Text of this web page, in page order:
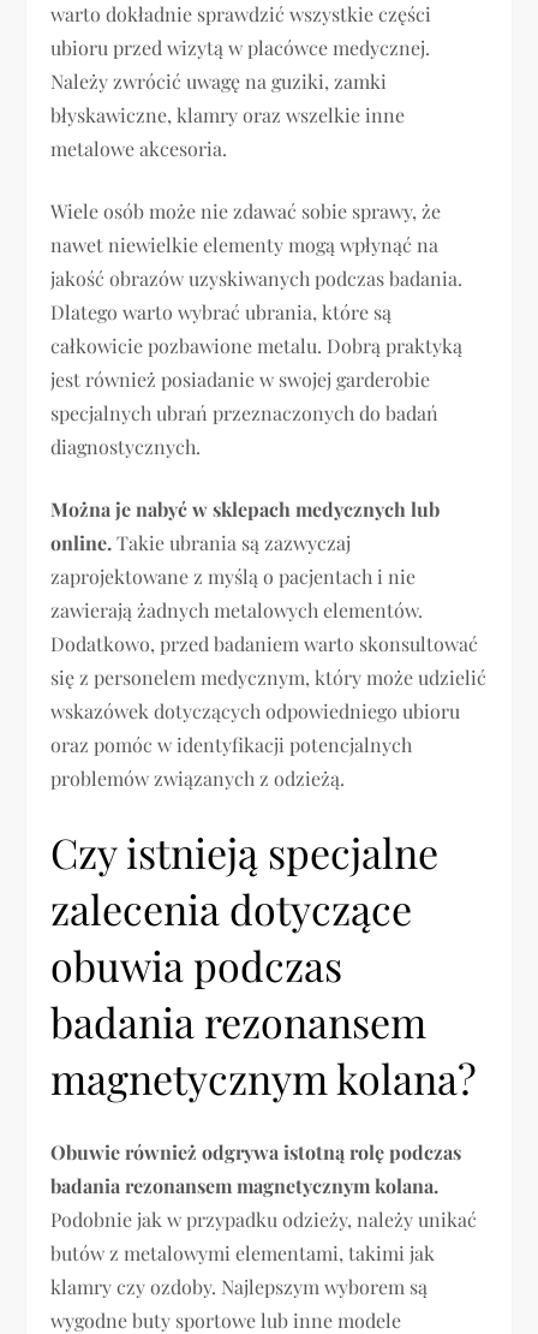
warto dokładnie sprawdzić wszystkie części
ubioru przed wizytą w placówce medycznej.
Należy zwrócić uwagę na guziki, zamki
błyskawiczne, klamry oraz wszelkie inne
metalowe akcesoria.
Wiele osób może nie zdawać sobie sprawy, że
nawet niewielkie elementy mogą wpłynąć na
jakość obrazów uzyskiwanych podczas badania.
Dlatego warto wybrać ubrania, które są
całkowicie pozbawione metalu. Dobrą praktyką
jest również posiadanie w swojej garderobie
specjalnych ubrań przeznaczonych do badań
diagnostycznych.
Można je nabyć w sklepach medycznych lub
online.Takie ubrania są zazwyczaj
zaprojektowane z myślą o pacjentach i nie
zawierają żadnych metalowych elementów.
Dodatkowo, przed badaniem warto skonsultować
się z personelem medycznym, który może udzielić
wskazówek dotyczących odpowiedniego ubioru
oraz pomóc w identyfikacji potencjalnych
problemów związanych z odzieżą.
Czy istnieją specjalne
zalecenia dotyczące
obuwia podczas
badania rezonansem
magnetycznym kolana?
Obuwie również odgrywa istotną rolę podczas
badania rezonansem magnetycznym kolana.
Podobnie jak w przypadku odzieży, należy unikać
butów z metalowymi elementami, takimi jak
klamry czy ozdoby. Najlepszym wyborem są
wygodne buty sportowe lub inne modele